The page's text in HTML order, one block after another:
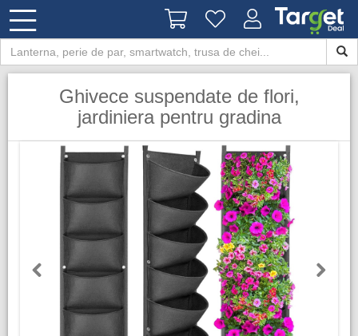
Ghivece suspendate de flori,
jardiniera pentru gradina